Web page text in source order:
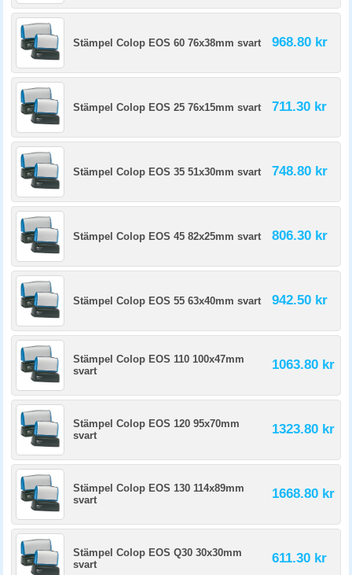
Stämpel Colop EOS 60 76x38mm svart 968.80 kr
Stämpel Colop EOS 25 76x15mm svart 711.30 kr
Stämpel Colop EOS 35 51x30mm svart 748.80 kr
Stämpel Colop EOS 45 82x25mm svart 806.30 kr
Stämpel Colop EOS 55 63x40mm svart 942.50 kr
Stämpel Colop EOS 110 100x47mm
svart
1063.80 kr
Stämpel Colop EOS 120 95x70mm
svart
1323.80 kr
Stämpel Colop EOS 130 114x89mm
svart
1668.80 kr
Stämpel Colop EOS Q30 30x30mm
svart
611.30 kr